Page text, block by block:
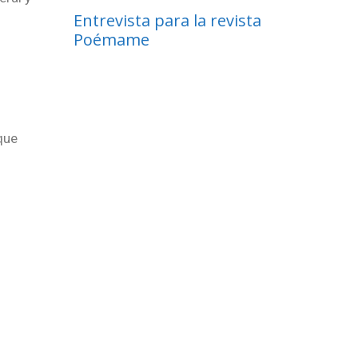
Entrevista para la revista
Poémame